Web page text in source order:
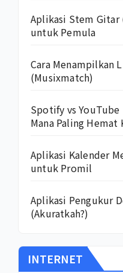
Aplikasi Stem Gitar
untuk Pemula
Cara Menampilkan
(Musixmatch)
Spotify vs YouTube
Mana Paling Hemat
Aplikasi Kalender
untuk Promil
Aplikasi Pengukur
(Akuratkah?)
INTERNET